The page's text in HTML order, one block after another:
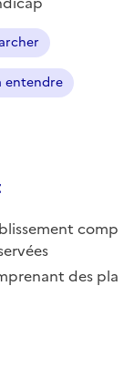
entendre
comp
des pla